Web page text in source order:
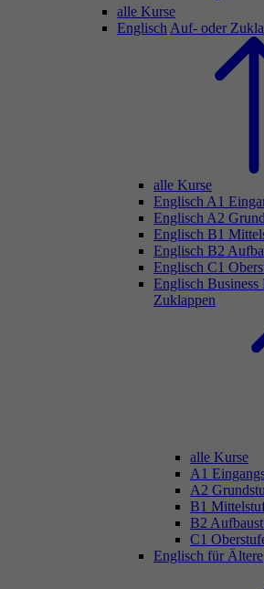
alle Kurse
Englisch Auf- oder
alle Kurse
Englisch A1
Englisch A2
Englisch B1
Englisch B2
Englisch C1
Englisch Business
Zuklappen
alle Kurse
A1
A2
B1
B2
C1
Englisch für Ältere